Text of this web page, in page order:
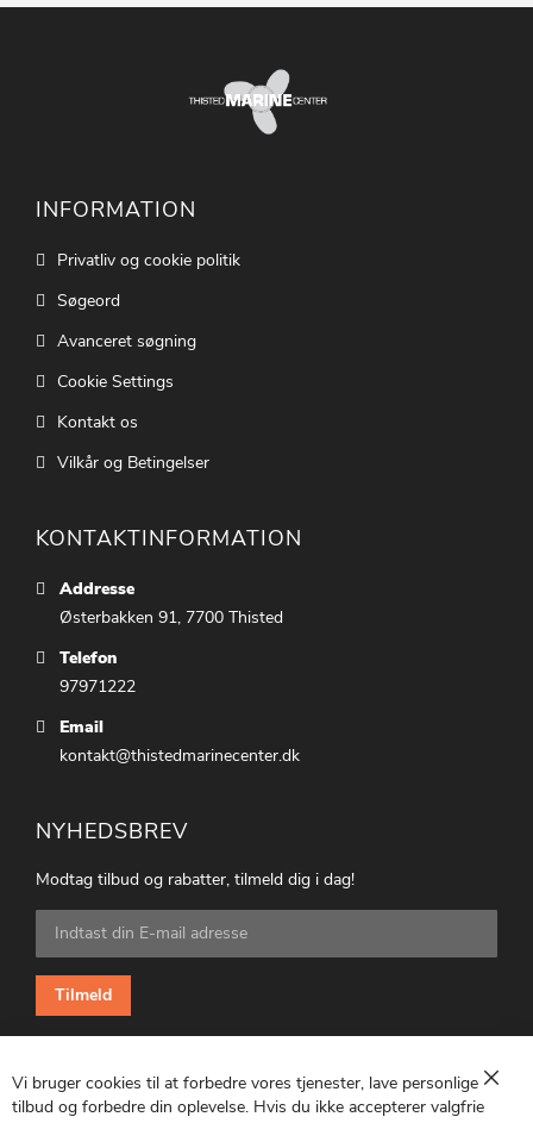
INFORMATION
Privatliv og cookie politik
Søgeord
Avanceret søgning
Cookie Settings
Kontakt os
Vilkår og Betingelser
KONTAKTINFORMATION
Addresse
Østerbakken 91, 7700 Thisted
Telefon
97971222
Email
kontakt@thistedmarinecenter.dk
NYHEDSBREV
Modtag tilbud og rabatter, tilmeld dig i dag!
Tilmeld
dig
vores
nyhedsbrev:
Tilmeld
Luk
Vi bruger cookies til at forbedre vores tjenester, lave personlige
tilbud og forbedre din oplevelse. Hvis du ikke accepterer valgfrie